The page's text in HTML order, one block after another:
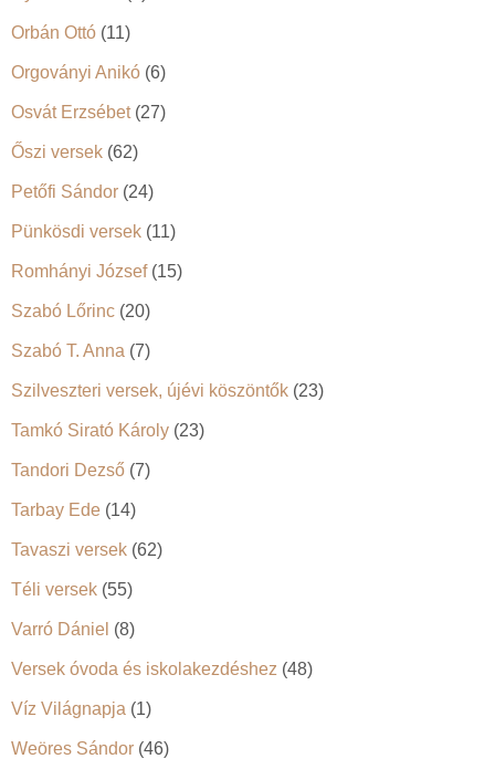
Orbán Ottó (11)
Orgoványi Anikó (6)
Osvát Erzsébet(27)
Őszi versek (62)
Petőfi Sándor (24)
Pünkösdi versek (11)
Romhányi József(15)
Szabó Lőrinc (20)
Szabó T. Anna (7)
Szilveszteri versek, újévi köszöntők (23)
Tamkó Sirató Károly (23)
Tandori Dezső (7)
Tarbay Ede (14)
Tavaszi versek (62)
Téli versek (55)
Varró Dániel (8)
Versek óvoda és iskolakezdéshez (48)
Víz Világnapja (1)
Weöres Sándor (46)